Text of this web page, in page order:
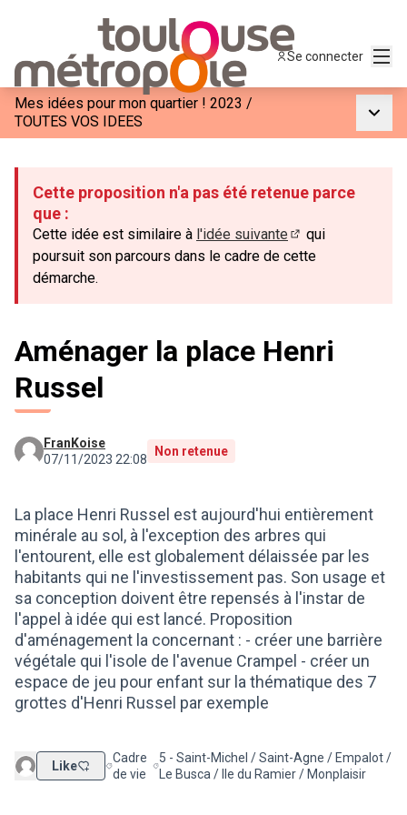
Se connecter
Mes idées pour mon quartier ! 2023 /
TOUTES VOS IDEES
Cette proposition n'a pas été retenue parce
que :
Cette idée est similaire à l'idée suivante
(S'ouvre dans un
qui
poursuit son parcours dans le cadre de cette
démarche.
Aménager la place Henri
Russel
FranKoise
07/11/2023 22:08
Non retenue
La place Henri Russel est aujourd'hui entièrement
minérale au sol, à l'exception des arbres qui
l'entourent, elle est globalement délaissée par les
habitants qui ne l'investissement pas. Son usage et
sa conception doivent être repensés à l'instar de
l'appel à idée qui est lancé. Proposition
d'aménagement la concernant : - créer une barrière
végétale qui l'isole de l'avenue Crampel - créer un
espace de jeu pour enfant sur la thématique des 7
grottes d'Henri Russel par exemple
Like Filtrer les résultats de la catégorie : Cadre de vie
Cadre
de vie Filtrer les résultats pour le secteur : 5 -
5 - Saint-Michel / Saint-Agne / Empalot /
Le Busca / Ile du Ramier / Monplaisir